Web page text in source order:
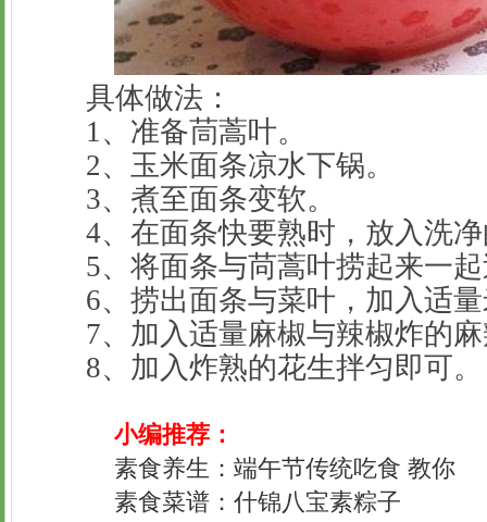
具体做法：
1、准备茼蒿叶。
2、玉米面条凉水下锅。
3、煮至面条变软。
4、在面条快要熟时，放入洗净
5、将面条与苘蒿叶捞起来一起
6、捞出面条与菜叶，加入适量
7、加入适量麻椒与辣椒炸的麻
8、加入炸熟的花生拌匀即可。
小编推荐：
素食养生：端午节传统吃食 教你
素食菜谱：什锦八宝素粽子